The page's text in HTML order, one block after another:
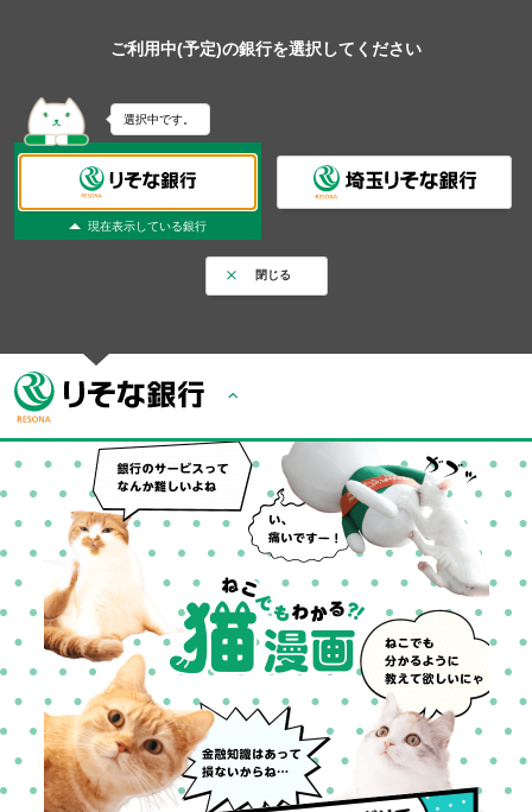
ご利用中(予定)の銀行を選択してください
選択中です。
現在表示している銀行
閉じる